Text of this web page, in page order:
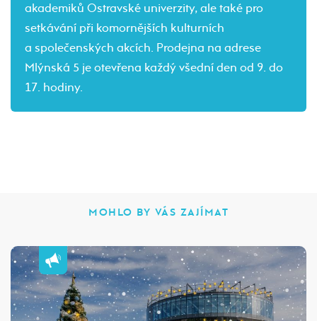
akademiků Ostravské univerzity, ale také pro
setkávání při komornějších kulturních
a společenských akcích. Prodejna na adrese
Mlýnská 5 je otevřena každý všední den od 9. do
17. hodiny.
MOHLO BY VÁS ZAJÍMAT